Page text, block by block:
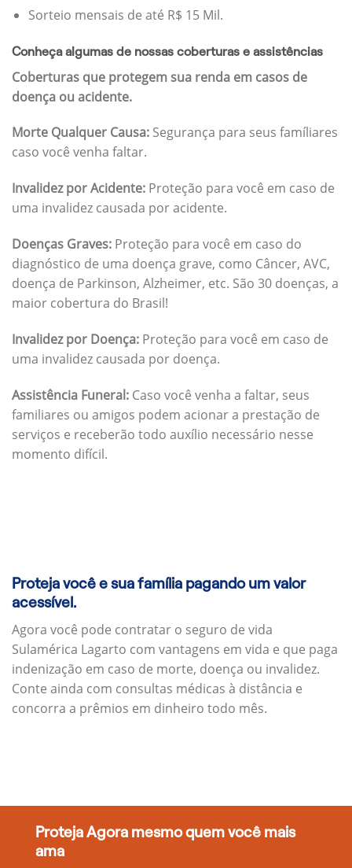
Sorteio mensais de até R$ 15 Mil.
Conheça algumas de nossas coberturas e assistências
Coberturas que protegem sua renda em casos de
doença ou acidente.
Morte Qualquer Causa: Segurança para seus famíliares
caso você venha faltar.
Invalidez por Acidente: Proteção para você em caso de
uma invalidez causada por acidente.
Doenças Graves: Proteção para você em caso do
diagnóstico de uma doença grave, como Câncer, AVC,
doença de Parkinson, Alzheimer, etc. São 30 doenças, a
maior cobertura do Brasil!
Invalidez por Doença: Proteção para você em caso de
uma invalidez causada por doença.
Assistência Funeral: Caso você venha a faltar, seus
familiares ou amigos podem acionar a prestação de
serviços e receberão todo auxílio necessário nesse
momento difícil.
Proteja você e sua família pagando um valor
acessível.
Agora você pode contratar o seguro de vida
Sulamérica Lagarto com vantagens em vida e que paga
indenização em caso de morte, doença ou invalidez.
Conte ainda com consultas médicas à distância e
concorra a prêmios em dinheiro todo mês.
Proteja Agora mesmo quem você mais
ama